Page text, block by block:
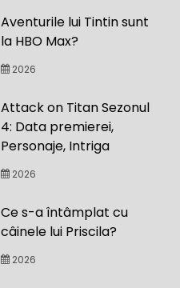
Aventurile lui Tintin sunt
la HBO Max?
2026
Attack on Titan Sezonul
4: Data premierei,
Personaje, Intriga
2026
Ce s-a întâmplat cu
câinele lui Priscila?
2026